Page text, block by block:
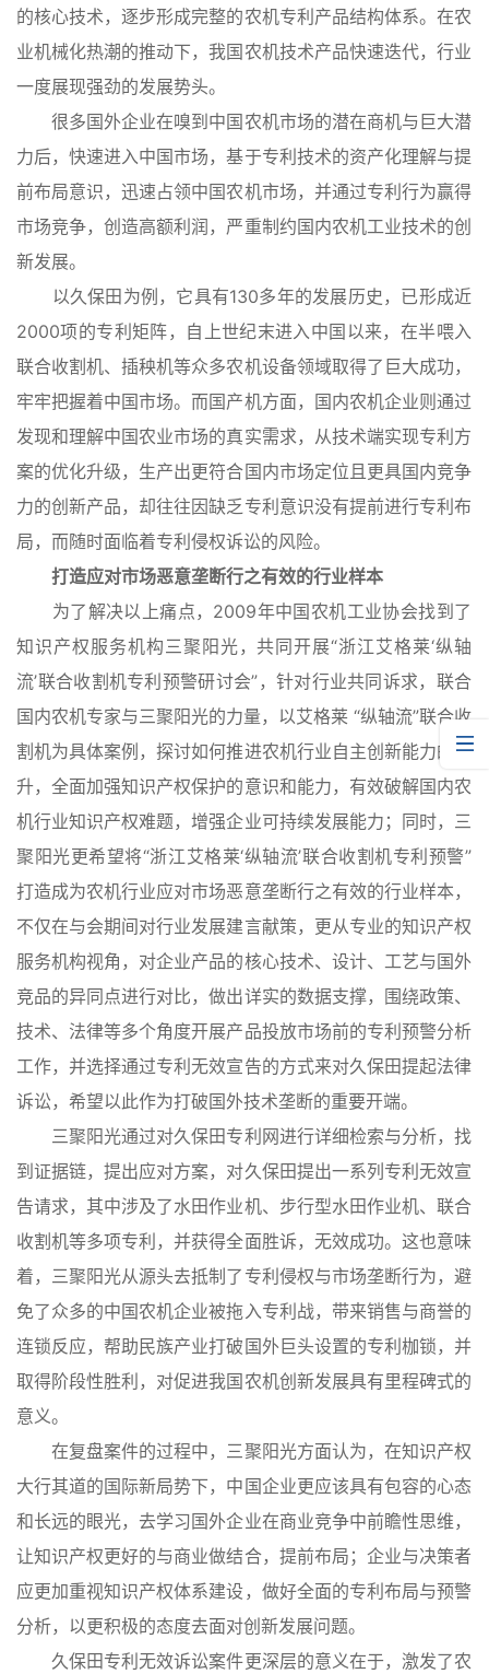
的核心技术，逐步形成完整的农机专利产品结构体系。在农
业机械化热潮的推动下，我国农机技术产品快速迭代，行业
一度展现强劲的发展势头。
很多国外企业在嗅到中国农机市场的潜在商机与巨大潜
力后，快速进入中国市场，基于专利技术的资产化理解与提
前布局意识，迅速占领中国农机市场，并通过专利行为赢得
市场竞争，创造高额利润，严重制约国内农机工业技术的创
新发展。
以久保田为例，它具有130多年的发展历史，已形成近
2000项的专利矩阵，自上世纪末进入中国以来，在半喂入
联合收割机、插秧机等众多农机设备领域取得了巨大成功，
牢牢把握着中国市场。而国产机方面，国内农机企业则通过
发现和理解中国农业市场的真实需求，从技术端实现专利方
案的优化升级，生产出更符合国内市场定位且更具国内竞争
力的创新产品，却往往因缺乏专利意识没有提前进行专利布
局，而随时面临着专利侵权诉讼的风险。
打造应对市场恶意垄断行之有效的行业样本
为了解决以上痛点，2009年中国农机工业协会找到了
知识产权服务机构三聚阳光，共同开展“浙江艾格莱‘纵轴
流’联合收割机专利预警研讨会”，针对行业共同诉求，联合
国内农机专家与三聚阳光的力量，以艾格莱 “纵轴流”联合收
割机为具体案例，探讨如何推进农机行业自主创新能力的提
升，全面加强知识产权保护的意识和能力，有效破解国内农
机行业知识产权难题，增强企业可持续发展能力；同时，三
聚阳光更希望将“浙江艾格莱‘纵轴流’联合收割机专利预警”
打造成为农机行业应对市场恶意垄断行之有效的行业样本，
不仅在与会期间对行业发展建言献策，更从专业的知识产权
服务机构视角，对企业产品的核心技术、设计、工艺与国外
竞品的异同点进行对比，做出详实的数据支撑，围绕政策、
技术、法律等多个角度开展产品投放市场前的专利预警分析
工作，并选择通过专利无效宣告的方式来对久保田提起法律
诉讼，希望以此作为打破国外技术垄断的重要开端。
三聚阳光通过对久保田专利网进行详细检索与分析，找
到证据链，提出应对方案，对久保田提出一系列专利无效宣
告请求，其中涉及了水田作业机、步行型水田作业机、联合
收割机等多项专利，并获得全面胜诉，无效成功。这也意味
着，三聚阳光从源头去抵制了专利侵权与市场垄断行为，避
免了众多的中国农机企业被拖入专利战，带来销售与商誉的
连锁反应，帮助民族产业打破国外巨头设置的专利枷锁，并
取得阶段性胜利，对促进我国农机创新发展具有里程碑式的
意义。
在复盘案件的过程中，三聚阳光方面认为，在知识产权
大行其道的国际新局势下，中国企业更应该具有包容的心态
和长远的眼光，去学习国外企业在商业竞争中前瞻性思维，
让知识产权更好的与商业做结合，提前布局；企业与决策者
应更加重视知识产权体系建设，做好全面的专利布局与预警
分析，以更积极的态度去面对创新发展问题。
久保田专利无效诉讼案件更深层的意义在于，激发了农